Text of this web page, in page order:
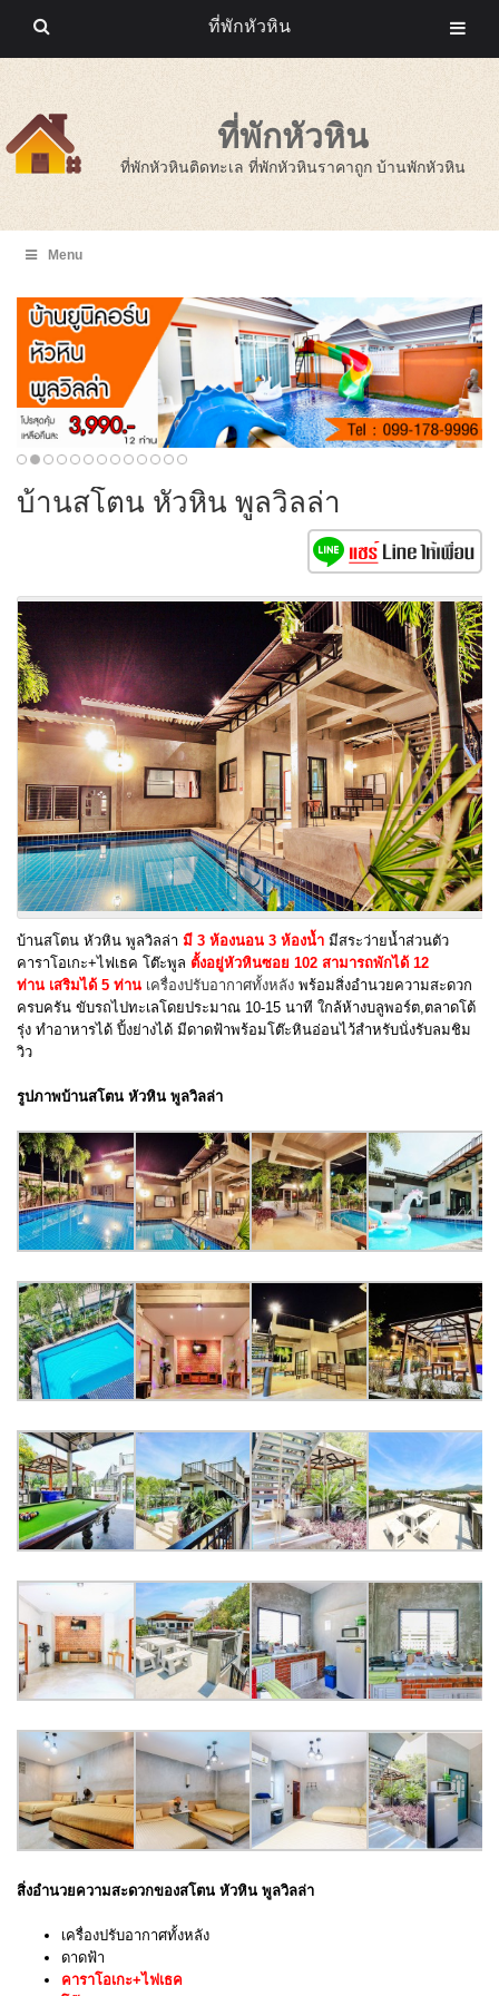
ที่พักหัวหิน
ที่พักหัวหินติดทะเล ที่พักหัวหินราคาถูก บ้านพักหัวหิน
Menu
บ้านสโตน หัวหิน พูลวิลล่า
บ้านสโตน หัวหิน พูลวิลล่า มี 3 ห้องนอน 3 ห้องน้ำ มีสระว่ายน้ำส่วนตัว
คาราโอเกะ+ไฟเธค โต๊ะพูล ตั้งอยู่หัวหินซอย 102 สามารถพักได้ 12
ท่าน เสริมได้ 5 ท่าน เครื่องปรับอากาศทั้งหลัง พร้อมสิ่งอำนวยความสะดวก
ครบครัน ขับรถไปทะเลโดยประมาณ 10-15 นาที ใกล้ห้างบลูพอร์ต,ตลาดโต้
รุ่ง ทำอาหารได้ ปิ้งย่างได้ มีดาดฟ้าพร้อมโต๊ะหินอ่อนไว้สำหรับนั่งรับลมชิม
วิว
รูปภาพบ้านสโตน หัวหิน พูลวิลล่า
สิ่งอำนวยความสะดวกของสโตน หัวหิน พูลวิลล่า
เครื่องปรับอากาศทั้งหลัง
ดาดฟ้า
คาราโอเกะ+ไฟเธค
ที่พักหัวหิน